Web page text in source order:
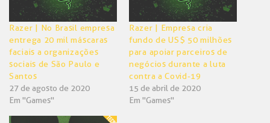
Razer | No Brasil empresa
entrega 20 mil máscaras
faciais a organizações
sociais de São Paulo e
Santos
27 de agosto de 2020
Em "Games"
Razer | Empresa cria
fundo de US$ 50 milhões
para apoiar parceiros de
negócios durante a luta
contra a Covid-19
15 de abril de 2020
Em "Games"